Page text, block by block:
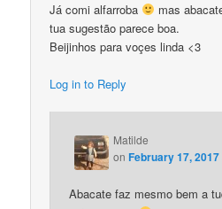
Já comi alfarroba
mas
tua sugestão parece boa.
Beijinhos para voçes linda <3
Log in to Reply
Matilde
onFebruary 17,
Abacate faz mesmo bem a